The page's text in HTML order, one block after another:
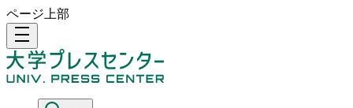
ページ上部
density_medium